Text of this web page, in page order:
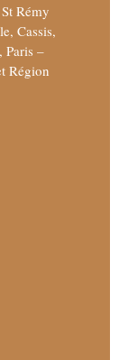
Rémy
Cassis,
Paris –
Région